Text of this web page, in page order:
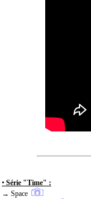
• Série "Time" :
→ Space